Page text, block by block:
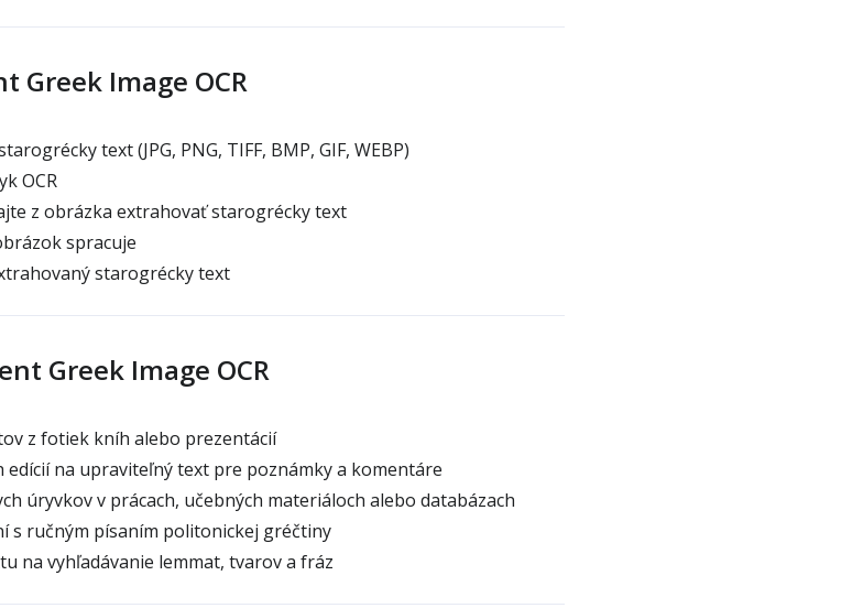
Greek Image OCR
text (JPG, PNG, TIFF, BMP, GIF, WEBP)
OCR
z obrázka extrahovať starogrécky text
spracuje
starogrécky text
Greek Image OCR
z fotiek kníh alebo prezentácií
edícií na upraviteľný text pre poznámky a komentáre
úryvkov v prácach, učebných materiáloch alebo databázach
s ručným písaním politonickej gréčtiny
na vyhľadávanie lemmat, tvarov a fráz